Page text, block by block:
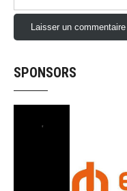
SPONSORS